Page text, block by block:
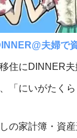
夫婦で
住にDINNER夫
「にいがたく
の家計簿・資